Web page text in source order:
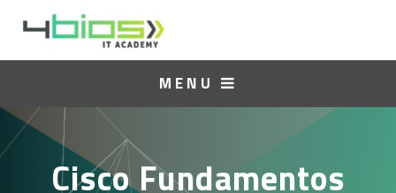
MENU
Cisco Fundamentos